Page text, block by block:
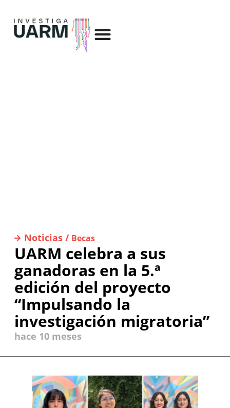
Noticias / Becas
UARM celebra a sus
ganadoras en la 5.ª
edición del proyecto
“Impulsando la
investigación migratoria”
hace 10 meses